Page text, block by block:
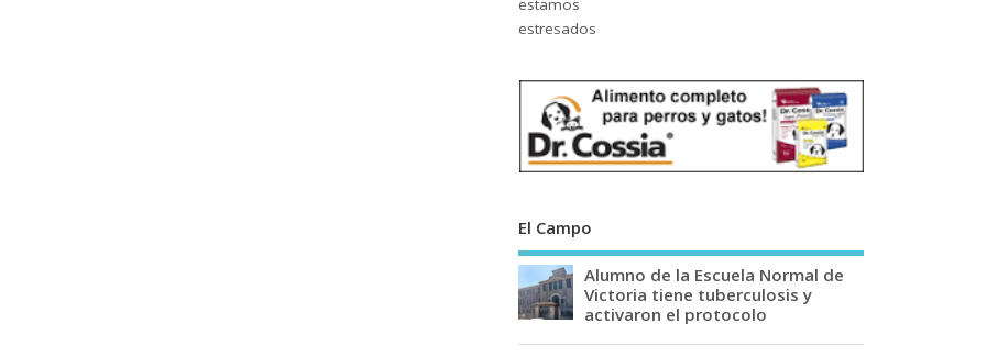
El Campo
Alumno de la Escuela Normal de
Victoria tiene tuberculosis y
activaron el protocolo